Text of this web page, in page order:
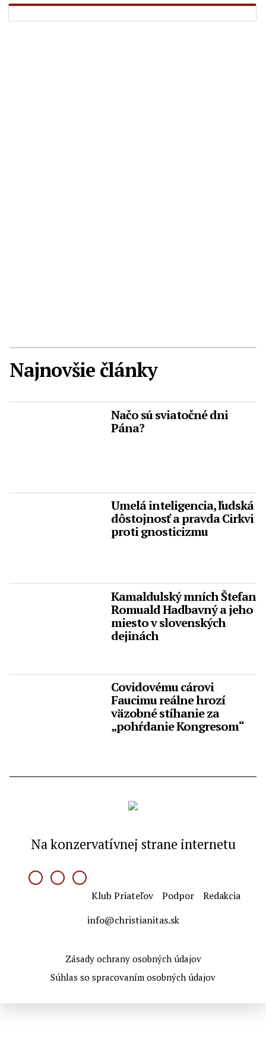
Najnovšie články
Načo sú sviatočné dni
Pána?
Umelá inteligencia, ľudská
dôstojnosť a pravda Cirkvi
proti gnosticizmu
Kamaldulský mních Štefan
Romuald Hadbavný a jeho
miesto v slovenských
dejinách
Covidovému cárovi
Faucimu reálne hrozí
väzobné stíhanie za
„pohŕdanie Kongresom“
Na konzervatívnej strane internetu
Klub Priateľov Podpor
Redakcia
info@christianitas.sk
Zásady ochrany osobných údajov
Súhlas so spracovaním osobných údajov